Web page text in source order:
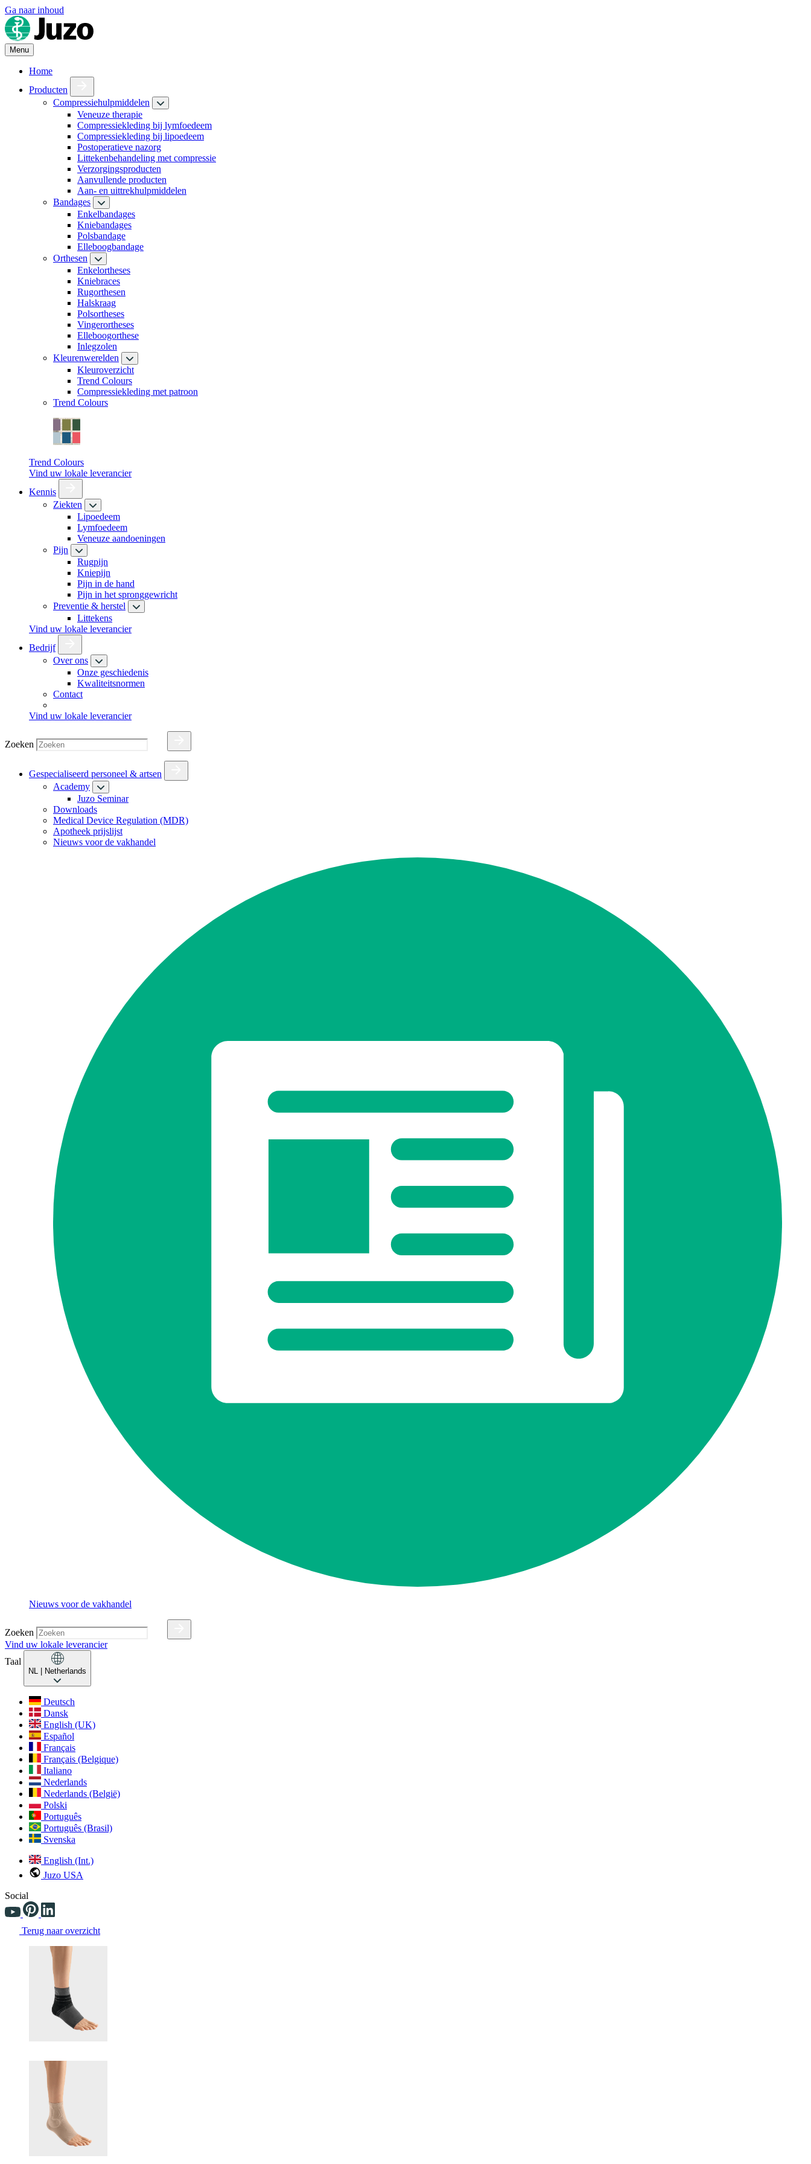
Ga naar inhoud
Menu
Home
Producten
Compressiehulpmiddelen
Veneuze therapie
Compressiekleding bij lymfoedeem
Compressiekleding bij lipoedeem
Postoperatieve nazorg
Littekenbehandeling met compressie
Verzorgingsproducten
Aanvullende producten
Aan- en uittrekhulpmiddelen
Bandages
Enkelbandages
Kniebandages
Polsbandage
Elleboogbandage
Orthesen
Enkelortheses
Kniebraces
Rugorthesen
Halskraag
Polsortheses
Vingerortheses
Elleboogorthese
Inlegzolen
Kleurenwerelden
Kleuroverzicht
Trend Colours
Compressiekleding met patroon
Trend Colours
Trend Colours
Vind uw lokale leverancier
Kennis
Ziekten
Lipoedeem
Lymfoedeem
Veneuze aandoeningen
Pijn
Rugpijn
Kniepijn
Pijn in de hand
Pijn in het spronggewricht
Preventie & herstel
Littekens
Vind uw lokale leverancier
Bedrijf
Over ons
Onze geschiedenis
Kwaliteitsnormen
Contact
Vind uw lokale leverancier
Zoeken
Gespecialiseerd personeel & artsen
Academy
Juzo Seminar
Downloads
Medical Device Regulation (MDR)
Apotheek prijslijst
Nieuws voor de vakhandel
Nieuws voor de vakhandel
Zoeken
Vind uw lokale leverancier
Taal
NL | Netherlands
Deutsch
Dansk
English (UK)
Español
Français
Français (Belgique)
Italiano
Nederlands
Nederlands (België)
Polski
Português
Português (Brasil)
Svenska
English (Int.)
Juzo USA
Social
Terug naar overzicht